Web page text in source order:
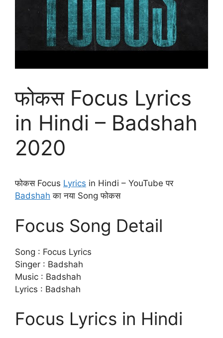
फोकस Focus Lyrics
in Hindi – Badshah
2020
फोकस Focus Lyrics in Hindi – YouTube पर
Badshah का नया Song फोकस
Focus Song Detail
Song : Focus Lyrics
Singer : Badshah
Music : Badshah
Lyrics : Badshah
Focus Lyrics in Hindi